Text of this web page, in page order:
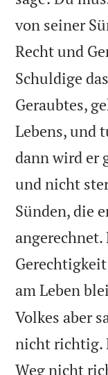
von seiner
Recht und
Schuldige
Geraubtes,
Lebens, und
dann wird er
und nicht
Sünden, die
angerechnet.
am Leben
Volkes aber
nicht richtig.
Weg nicht